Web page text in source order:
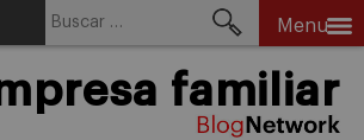
Menu
familiar